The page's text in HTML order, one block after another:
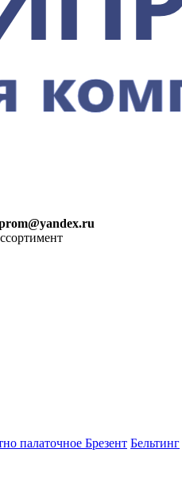
палаточное Брезент Бельтинг